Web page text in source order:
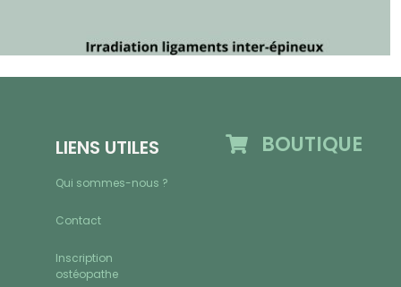
LIENS UTILES
Qui sommes-nous ?
Contact
Inscription
ostéopathe
BOUTIQUE